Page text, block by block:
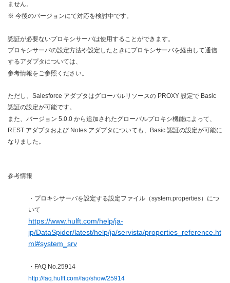
ません。
※ 今後のバージョンにて対応を検討中です。
認証が必要ないプロキシサーバは使用することができます。
プロキシサーバの設定方法や設定したときにプロキシサーバを経由して通信
するアダプタについては、
参考情報をご参照ください。
ただし、Salesforce アダプタはグローバルリソースの PROXY 設定で Basic
認証の設定が可能です。
また、バージョン 5.0.0 から追加されたグローバルプロキシ機能によって、
REST アダプタおよび Notes アダプタについても、Basic 認証の設定が可能に
なりました。
参考情報
・プロキシサーバを設定する設定ファイル（system.properties）につ
いて
https://www.hulft.com/help/ja-
jp/DataSpider/latest/help/ja/servista/properties_reference.ht
ml#system_srv
・FAQ No.25914
http://faq.hulft.com/faq/show/25914